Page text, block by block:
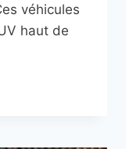
véhicules
haut de